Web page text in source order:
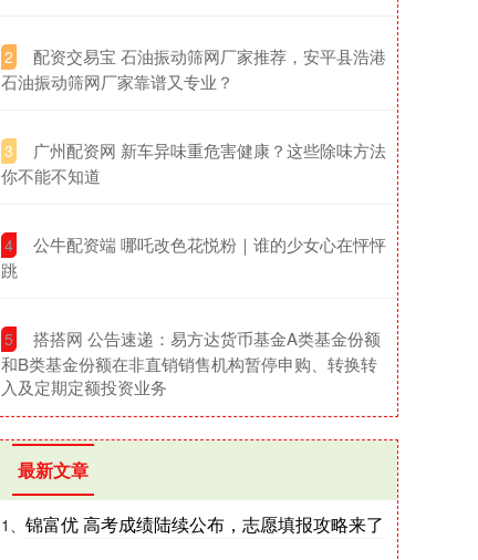
2
​配资交易宝 石油振动筛网厂家推荐，安平县浩港
石油振动筛网厂家靠谱又专业？
3
​广州配资网 新车异味重危害健康？这些除味方法
你不能不知道
4
​公牛配资端 哪吒改色花悦粉｜谁的少女心在怦怦
跳
5
​搭搭网 公告速递：易方达货币基金A类基金份额
和B类基金份额在非直销销售机构暂停申购、转换转
入及定期定额投资业务
最新文章
1、 锦富优 高考成绩陆续公布，志愿填报攻略来了